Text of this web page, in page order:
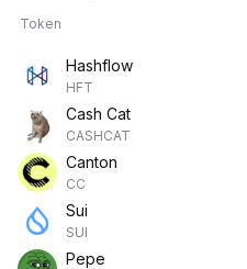
Token
Hashflow
HFT
Cash Cat
CASHCAT
Canton
CC
Sui
SUI
Pepe